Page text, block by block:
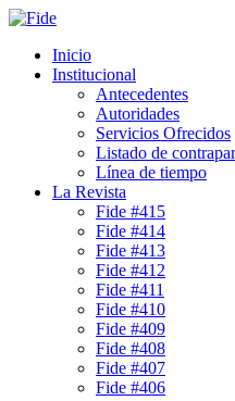
Inicio
Institucional
Antecedentes
Autoridades
Servicios Ofrecidos
Listado de
Línea de tiempo
La Revista
Fide #415
Fide #414
Fide #413
Fide #412
Fide #411
Fide #410
Fide #409
Fide #408
Fide #407
Fide #406